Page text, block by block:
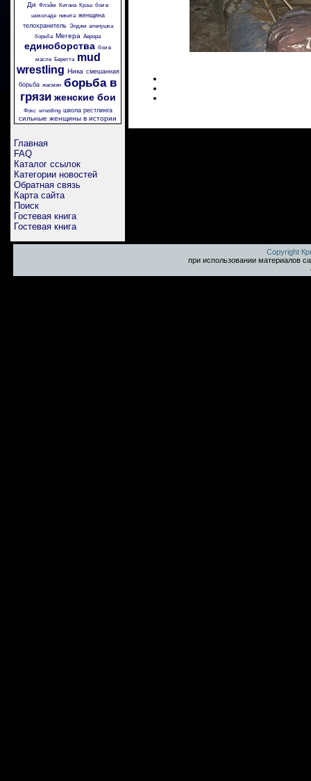
Ди Флэйм Китана Крэш бои в
шоколаде никита женщина
телохранитель Энджи аленушка
борьба Мегера Аврора
единоборства бои в
масле
Беретта
mud
wrestling Ника смешанная
борьба жасмин борьба в
грязи женские бои
Фокс wrestling школа рестлинга
сильные женщины в истории
Главная
FAQ
Каталог ссылок
Категории новостей
Обратная связь
Карта сайта
Поиск
Гостевая книга
Гостевая книга
Copyright
при использовании материалов